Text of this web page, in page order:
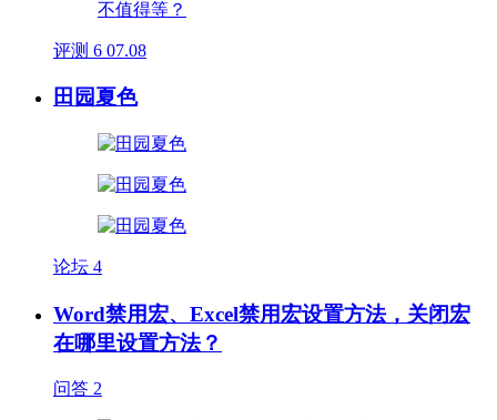
评测 6 07.08
田园夏色
论坛 4
Word禁用宏、Excel禁用宏设置方法，关闭宏
在哪里设置方法？
问答 2